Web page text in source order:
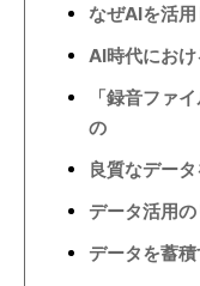
なぜAIを活
AI時代にお
「録音ファ
の
良質なデー
データ活用
データを蓄